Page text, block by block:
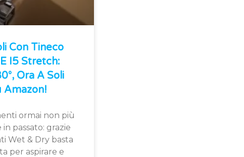
Con Tineco
I5 Stretch:
Ora A Soli
Amazon!
ormai non più
passato: grazie
Wet & Dry basta
per aspirare e